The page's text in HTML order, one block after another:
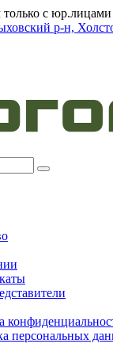
с юр.лицами
р-н,
персональных